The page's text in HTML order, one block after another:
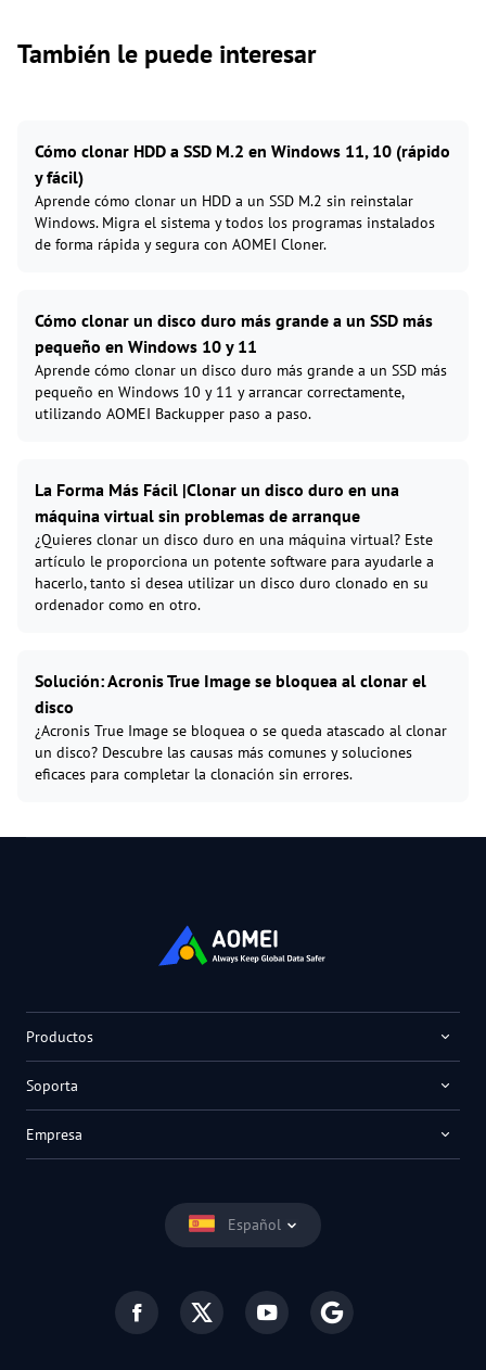
También le puede interesar
Cómo clonar HDD a SSD M.2 en Windows 11, 10 (rápido
y fácil)
Aprende cómo clonar un HDD a un SSD M.2 sin reinstalar
Windows. Migra el sistema y todos los programas instalados
de forma rápida y segura con AOMEI Cloner.
Cómo clonar un disco duro más grande a un SSD más
pequeño en Windows 10 y 11
Aprende cómo clonar un disco duro más grande a un SSD más
pequeño en Windows 10 y 11 y arrancar correctamente,
utilizando AOMEI Backupper paso a paso.
La Forma Más Fácil |Clonar un disco duro en una
máquina virtual sin problemas de arranque
¿Quieres clonar un disco duro en una máquina virtual? Este
artículo le proporciona un potente software para ayudarle a
hacerlo, tanto si desea utilizar un disco duro clonado en su
ordenador como en otro.
Solución: Acronis True Image se bloquea al clonar el
disco
¿Acronis True Image se bloquea o se queda atascado al clonar
un disco? Descubre las causas más comunes y soluciones
eficaces para completar la clonación sin errores.
Español
Productos
Soporta
Empresa